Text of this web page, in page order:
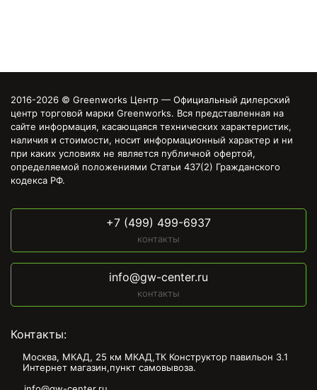
2016-2026 © Greenworks Центр — Официальный дилерский
центр торговой марки Greenworks. Вся представленная на
сайте информация, касающаяся технических характеристик,
наличия и стоимости, носит информационный характер и ни
при каких условиях не является публичной офертой,
определяемой положениями Статьи 437(2) Гражданского
кодекса РФ.
+7 (499) 499-6937
контакты
info@gw-center.ru
контакты
Контакты:
Москва, МКАД, 25 км МКАД,ТК Конструктор павильон З.1
Интернет магазин,пункт самовывоза.